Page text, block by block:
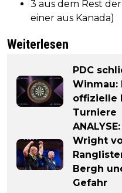
3 aus dem Rest
einer aus Kanada)
Weiterlesen
PDC
Winmau:
offizielle
Turniere
Wright
Bergh
Gefahr